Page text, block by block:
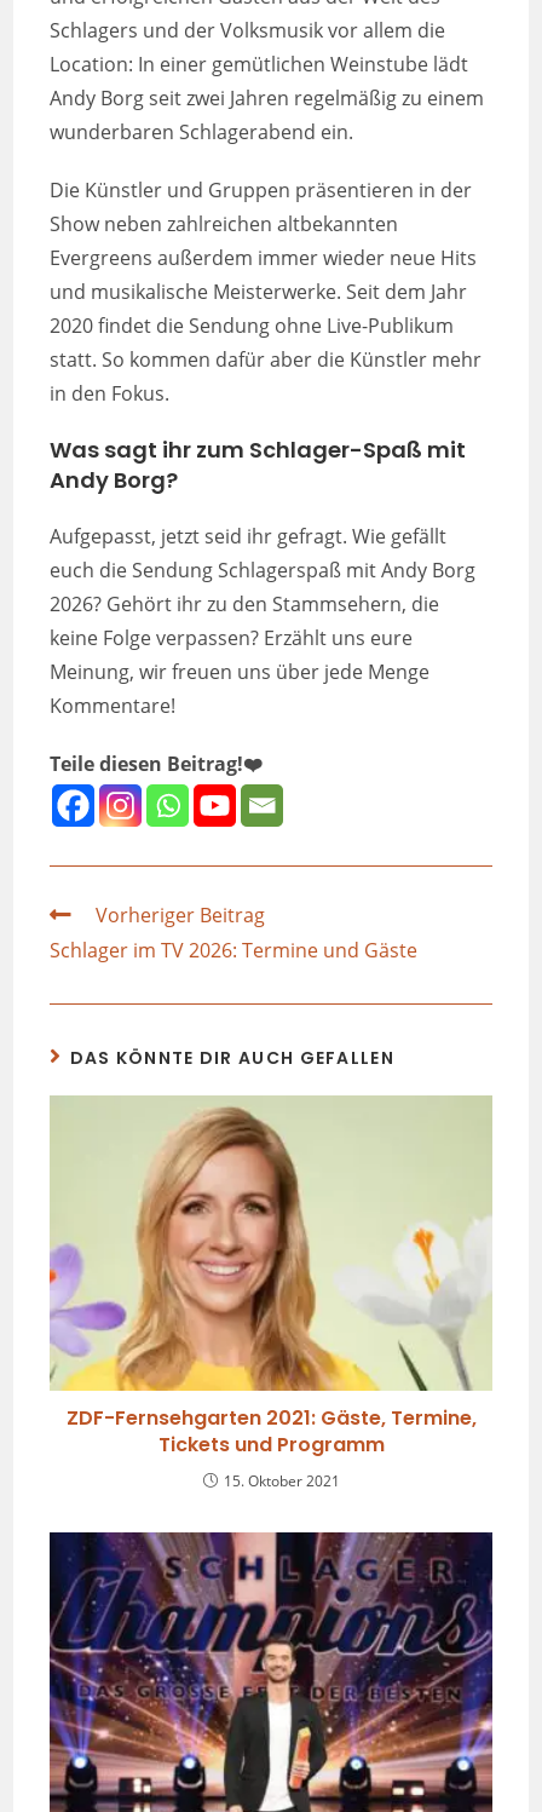
Schlagers und der Volksmusik vor allem die
Location: In einer gemütlichen Weinstube lädt
Andy Borg seit zwei Jahren regelmäßig zu einem
wunderbaren Schlagerabend ein.
Die Künstler und Gruppen präsentieren in der
Show neben zahlreichen altbekannten
Evergreens außerdem immer wieder neue Hits
und musikalische Meisterwerke. Seit dem Jahr
2020 findet die Sendung ohne Live-Publikum
statt. So kommen dafür aber die Künstler mehr
in den Fokus.
Was sagt ihr zum Schlager-Spaß mit
Andy Borg?
Aufgepasst, jetzt seid ihr gefragt. Wie gefällt
euch die Sendung Schlagerspaß mit Andy Borg
2026? Gehört ihr zu den Stammsehern, die
keine Folge verpassen? Erzählt uns eure
Meinung, wir freuen uns über jede Menge
Kommentare!
Teile diesen Beitrag!❤️
Vorheriger Beitrag
Schlager im TV 2026: Termine und Gäste
DAS KÖNNTE DIR AUCH GEFALLEN
ZDF-Fernsehgarten 2021: Gäste, Termine,
Tickets und Programm
15. Oktober 2021